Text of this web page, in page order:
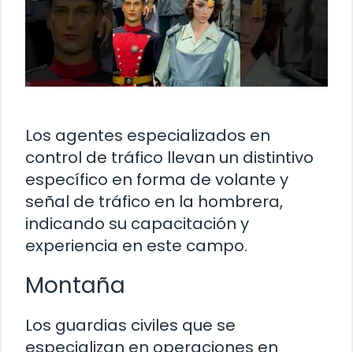
Los agentes especializados en
control de tráfico llevan un distintivo
específico en forma de volante y
señal de tráfico en la hombrera,
indicando su capacitación y
experiencia en este campo.
Montaña
Los guardias civiles que se
especializan en operaciones en